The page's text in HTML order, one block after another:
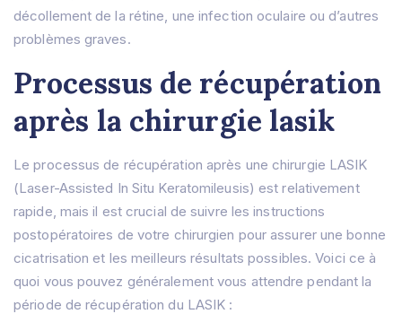
décollement de la rétine, une infection oculaire ou d’autres
problèmes graves.
Processus de récupération
après la chirurgie lasik
Le processus de récupération après une chirurgie LASIK
(Laser-Assisted In Situ Keratomileusis) est relativement
rapide, mais il est crucial de suivre les instructions
postopératoires de votre chirurgien pour assurer une bonne
cicatrisation et les meilleurs résultats possibles. Voici ce à
quoi vous pouvez généralement vous attendre pendant la
période de récupération du LASIK :